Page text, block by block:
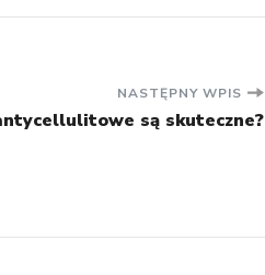
NASTĘPNY WPIS
są skuteczne?